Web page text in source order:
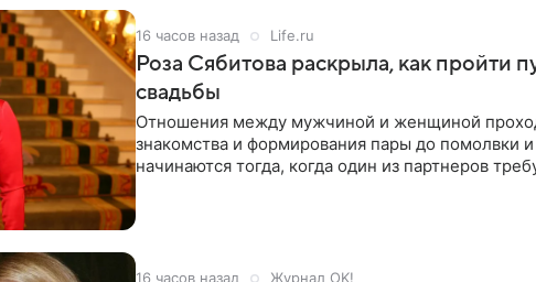
16 часов назад Life.ru
Роза Сябитова раскрыла, как пройти
свадьбы
Отношения между мужчиной и женщиной
знакомства и формирования пары до помолвки
начинаются тогда, когда один из партнеров
16 часов назад Журнал OK!